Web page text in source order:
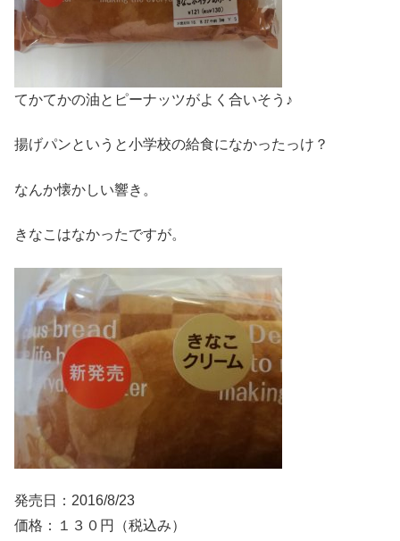
てかてかの油とピーナッツがよく合いそう♪
揚げパンというと小学校の給食になかったっけ？
なんか懐かしい響き。
きなこはなかったですが。
発売日：2016/8/23
価格：１３０円（税込み）